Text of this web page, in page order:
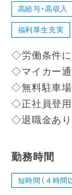
高給与・高収入
福利厚生充実
◇労働条件に
◇マイカー
◇無料駐車
◇正社員登用
◇退職金あり
勤務時間
短時間（４時間